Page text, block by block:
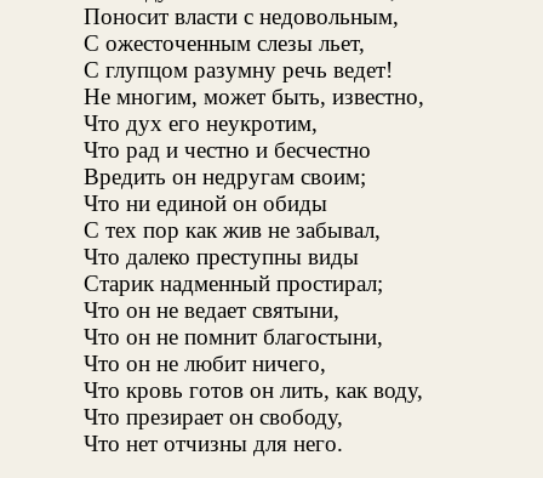
Поносит власти с недовольным,
С ожесточенным слезы льет,
С глупцом разумну речь ведет!
Не многим, может быть, известно,
Что дух его неукротим,
Что рад и честно и бесчестно
Вредить он недругам своим;
Что ни единой он обиды
С тех пор как жив не забывал,
Что далеко преступны виды
Старик надменный простирал;
Что он не ведает святыни,
Что он не помнит благостыни,
Что он не любит ничего,
Что кровь готов он лить, как воду,
Что презирает он свободу,
Что нет отчизны для него.